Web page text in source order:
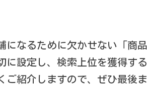
になるために欠かせない「商
に設定し、検索上位を獲得す
ご紹介しますので、ぜひ最後